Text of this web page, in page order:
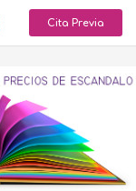
Cita Previa